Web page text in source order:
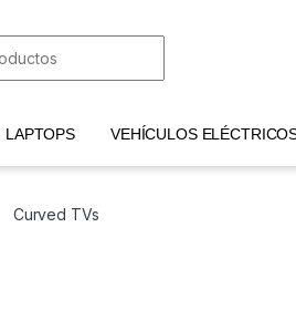
LAPTOPS VEHÍCULOS
Curved TVs